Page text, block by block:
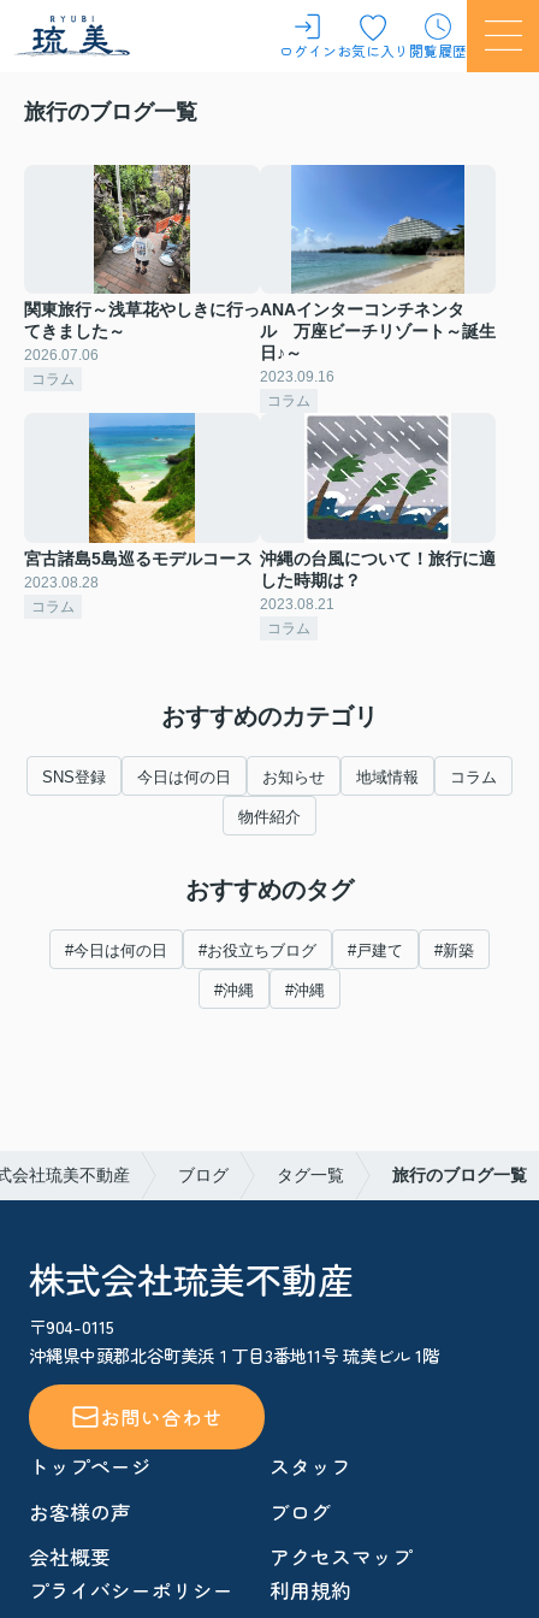
ログインお気に入り 閲覧履歴
旅行のブログ一覧
関東旅行～浅草花やしきに行っ
てきました～
2026.07.06
コラム
ANAインターコンチネンタ
ル 万座ビーチリゾート～誕生
日♪～
2023.09.16
コラム
宮古諸島5島巡るモデルコース
2023.08.28
コラム
沖縄の台風について！旅行に適
した時期は？
2023.08.21
コラム
おすすめのカテゴリ
SNS登録 今日は何の日 お知らせ 地域情報 コラム
物件紹介
おすすめのタグ
#今日は何の日 #お役立ちブログ #戸建て #新築
#沖縄 #沖縄
会社琉美不動産 ブログ タグ一覧 旅行のブログ一覧
株式会社琉美不動産
〒904-0115
沖縄県中頭郡北谷町美浜１丁目3番地11号 琉美ビル 1階
お問い合わせ
トップページ
スタッフ
お客様の声
ブログ
会社概要
アクセスマップ
プライバシーポリシー
利用規約